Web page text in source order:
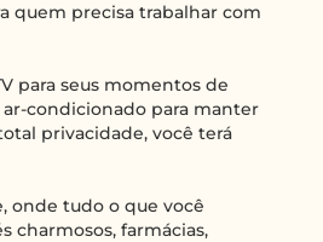
quem precisa trabalhar com
para seus momentos de
condicionado para manter
privacidade, você terá
onde tudo o que você
charmosos, farmácias,